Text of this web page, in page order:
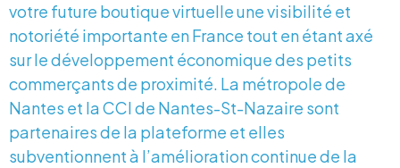
votre future boutique virtuelle une visibilité et
notoriété importante en France tout en étant axé
sur le développement économique des petits
commerçants de proximité. La métropole de
Nantes et la CCI de Nantes-St-Nazaire sont
partenaires de la plateforme et elles
subventionnent à l’amélioration continue de la